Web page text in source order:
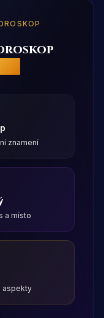
znamení
a místo
aspekty